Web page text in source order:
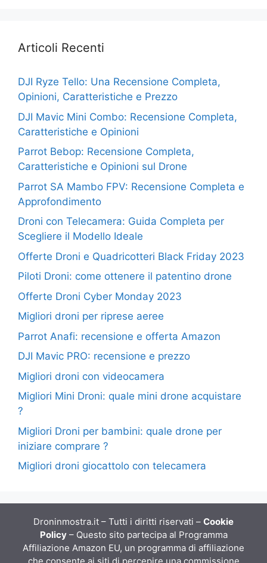
Articoli Recenti
DJI Ryze Tello: Una Recensione Completa,
Opinioni, Caratteristiche e Prezzo
DJI Mavic Mini Combo: Recensione Completa,
Caratteristiche e Opinioni
Parrot Bebop: Recensione Completa,
Caratteristiche e Opinioni sul Drone
Parrot SA Mambo FPV: Recensione Completa e
Approfondimento
Droni con Telecamera: Guida Completa per
Scegliere il Modello Ideale
Offerte Droni e Quadricotteri Black Friday 2023
Piloti Droni: come ottenere il patentino drone
Offerte Droni Cyber Monday 2023
Migliori droni per riprese aeree
Parrot Anafi: recensione e offerta Amazon
DJI Mavic PRO: recensione e prezzo
Migliori droni con videocamera
Migliori Mini Droni: quale mini drone acquistare
?
Migliori Droni per bambini: quale drone per
iniziare comprare ?
Migliori droni giocattolo con telecamera
Droninmostra.it – Tutti i diritti riservati – Cookie
Policy– Questo sito partecipa al Programma
Affiliazione Amazon EU, un programma di affiliazione